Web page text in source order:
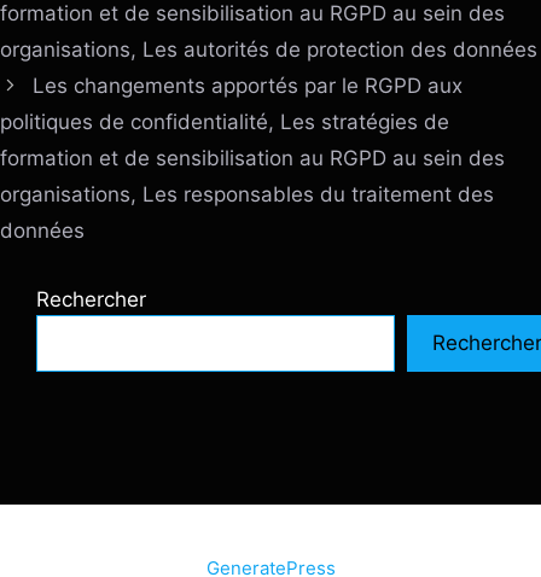
formation et de sensibilisation au RGPD au sein des
organisations, Les autorités de protection des données
Les changements apportés par le RGPD aux
politiques de confidentialité, Les stratégies de
formation et de sensibilisation au RGPD au sein des
organisations, Les responsables du traitement des
données
Rechercher
Rechercher
GeneratePress